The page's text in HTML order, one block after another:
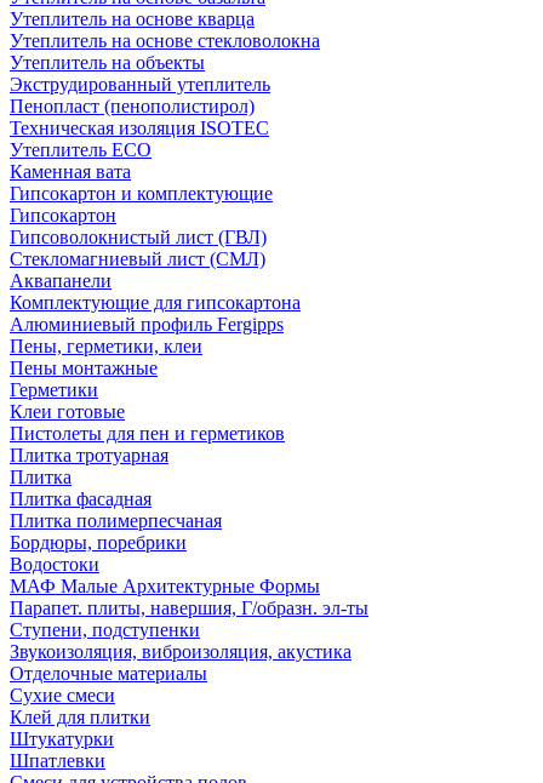
Утеплитель на основе кварца
Утеплитель на основе стекловолокна
Утеплитель на объекты
Экструдированный утеплитель
Пенопласт (пенополистирол)
Техническая изоляция ISOTEC
Утеплитель ECO
Каменная вата
Гипсокартон и комплектующие
Гипсокартон
Гипсоволокнистый лист (ГВЛ)
Стекломагниевый лист (СМЛ)
Аквапанели
Комплектующие для гипсокартона
Алюминиевый профиль Fergipps
Пены, герметики, клеи
Пены монтажные
Герметики
Клеи готовые
Пистолеты для пен и герметиков
Плитка тротуарная
Плитка
Плитка фасадная
Плитка полимерпесчаная
Бордюры, поребрики
Водостоки
МАФ Малые Архитектурные Формы
Парапет. плиты, навершия, Г/образн. эл-ты
Ступени, подступенки
Звукоизоляция, виброизоляция, акустика
Отделочные материалы
Сухие смеси
Клей для плитки
Штукатурки
Шпатлевки